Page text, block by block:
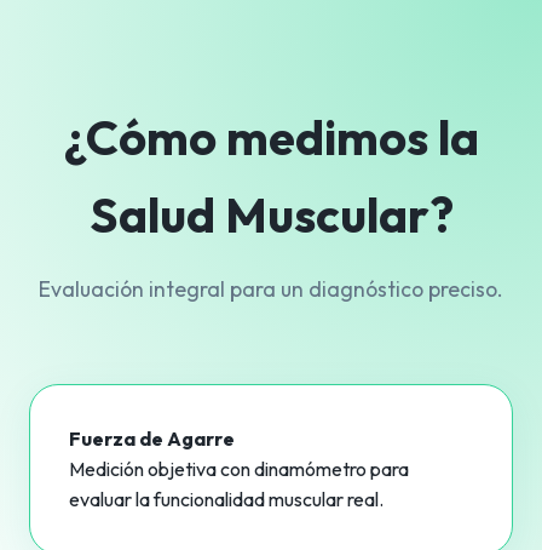
¿Cómo medimos la
Salud Muscular?
Evaluación integral para un diagnóstico preciso.
Fuerza de Agarre
Medición objetiva con dinamómetro para
evaluar la funcionalidad muscular real.